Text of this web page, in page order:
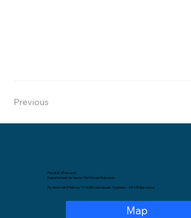
Previous
Facultat d’Educació
Departament de Teoria i Història de l’Educació.
Pg. de la Vall d’Hebron, 171,Edifici de Llevant, 3a planta – 08035 Barcelona.
Map